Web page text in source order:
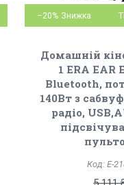
–20%
Домашній
1 ERA EAR
Bluetooth,
140Вт з
радіо,
E-